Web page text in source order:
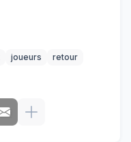
joueurs
retour